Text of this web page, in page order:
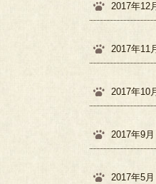
2017年12
2017年11
2017年10
2017年9月
2017年5月